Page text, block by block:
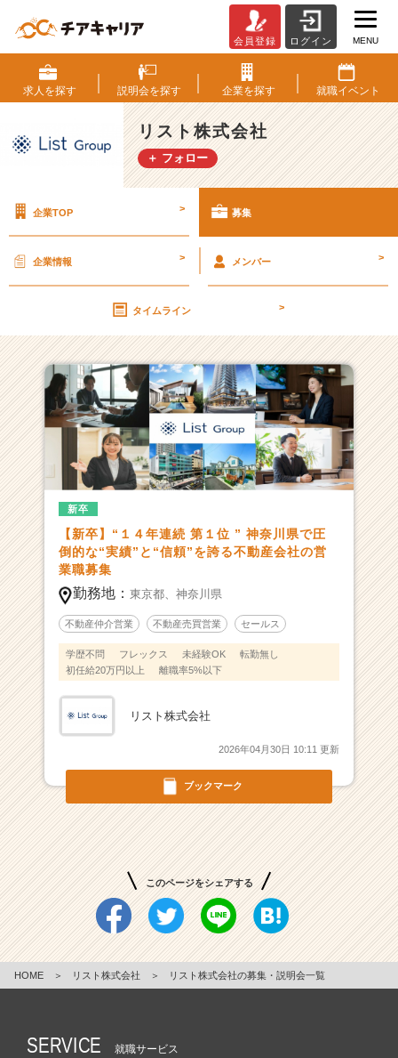
ス
ト
株
式
会
社
求
覧
-
年
連
続”神
川
県
内
実
績
o.
神
奈
県
で
な“実
不
動
産
社
会員登録 ログイン MENU
求人を探す 説明会を探す 企業を探す 就職イベント
リスト株式会社
＋ フォロー
企業TOP > 募集
企業情報 > メンバー >
タイムライン >
ブックマーク
新卒
【新卒】“１４年連続 第１位 ” 神奈川県で圧
倒的な“実績”と“信頼”を誇る不動産会社の営
業職募集
勤務地： 東京都、 神奈川県
不動産仲介営業 不動産売買営業 セールス
学歴不問 フレックス 未経験OK
転勤無し
初任給20万円以上
離職率5%以下
リスト株式会社
2026年04月30日 10:11 更新
このページをシェアする
HOME ＞ リスト株式会社 ＞ リスト株式会社の募集・説明会一覧
SERVICE 就職サービス